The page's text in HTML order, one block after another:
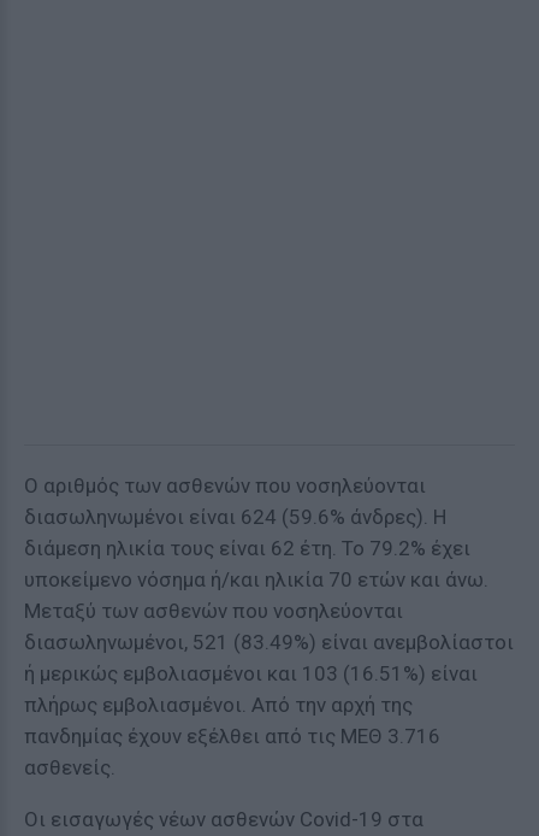
Ο αριθμός των ασθενών που νοσηλεύονται
διασωληνωμένοι είναι 624 (59.6% άνδρες). Η
διάμεση ηλικία τους είναι 62 έτη. To 79.2% έχει
υποκείμενο νόσημα ή/και ηλικία 70 ετών και άνω.
Μεταξύ των ασθενών που νοσηλεύονται
διασωληνωμένοι, 521 (83.49%) είναι ανεμβολίαστοι
ή μερικώς εμβολιασμένοι και 103 (16.51%) είναι
πλήρως εμβολιασμένοι. Από την αρχή της
πανδημίας έχουν εξέλθει από τις ΜΕΘ 3.716
ασθενείς.
Οι εισαγωγές νέων ασθενών Covid-19 στα